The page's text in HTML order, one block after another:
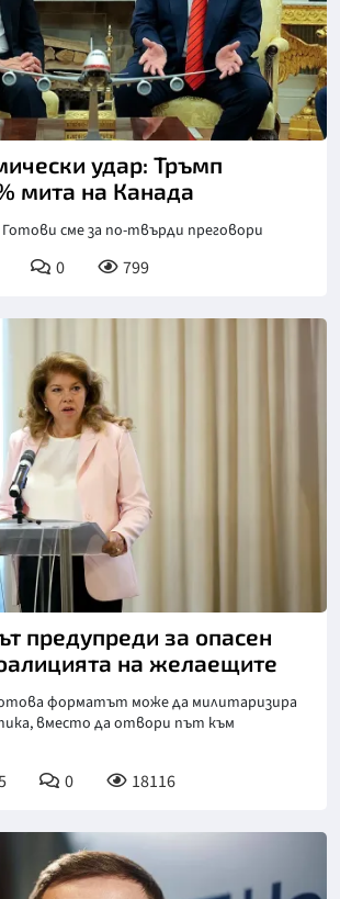
удар: Тръмп
мита на Канада
сме за по-твърди преговори
0 799
предупреди за опасен
на желаещите
форматът може да милитаризира
вместо да отвори път към
0 18116